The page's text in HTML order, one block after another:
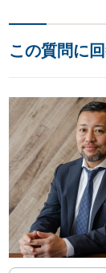
この質問に